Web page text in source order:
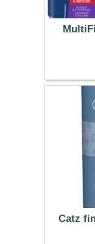
Catz